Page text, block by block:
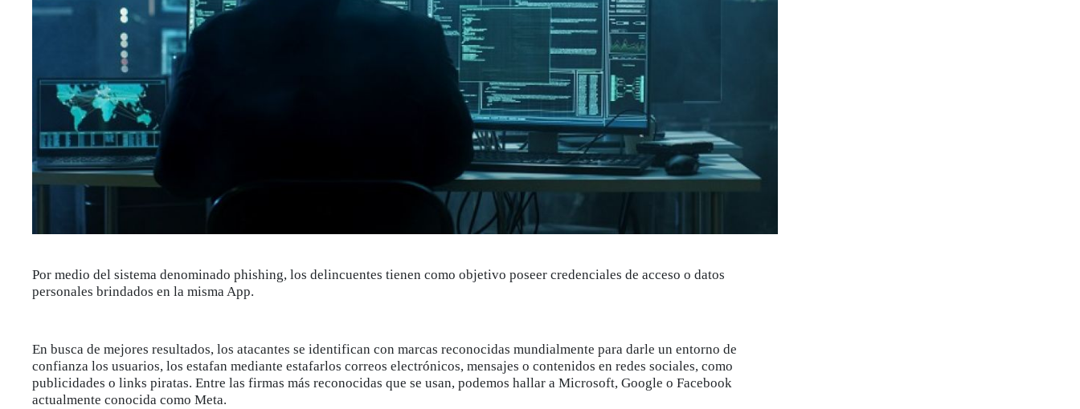
Por medio del sistema denominado phishing, los delincuentes tienen como objetivo poseer credenciales de acceso o datos
personales brindados en la misma App.
En busca de mejores resultados, los atacantes se identifican con marcas reconocidas mundialmente para darle un entorno de
confianza los usuarios, los estafan mediante estafarlos correos electrónicos, mensajes o contenidos en redes sociales, como
publicidades o links piratas. Entre las firmas más reconocidas que se usan, podemos hallar a Microsoft, Google o Facebook
actualmente conocida como Meta.